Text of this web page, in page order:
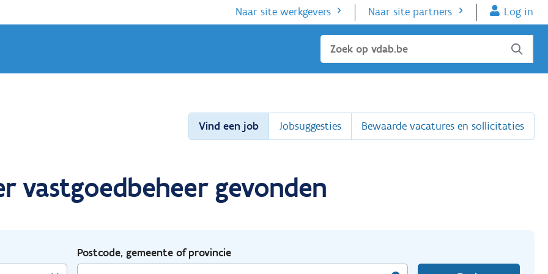
Naar site werkgevers Naar site partners Log in
Sluiten
Vind een job Jobsuggesties Bewaarde vacatures en sollicitaties
vastgoedbeheer gevonden
Postcode, gemeente of provincie